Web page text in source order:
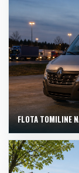
FLOTA TOMILINE